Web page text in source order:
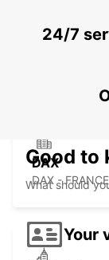
DAX
DAX
DAX - FRANCE
24/7
Good to
What should
Your